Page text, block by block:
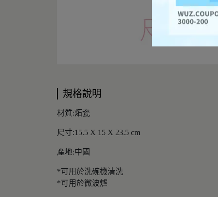
規格說明
材質:炻瓷
尺寸:15.5 X 15 X 23.5 cm
產地:中國
*可用於洗碗機清洗
*可用於微波爐